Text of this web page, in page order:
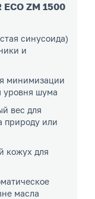
ZM 1500
синусоида)
и
минимизации
уровня шума
вес для
природу или
кожух для
масла